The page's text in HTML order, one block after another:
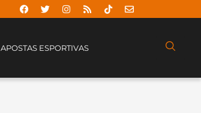
APOSTAS ESPORTIVAS